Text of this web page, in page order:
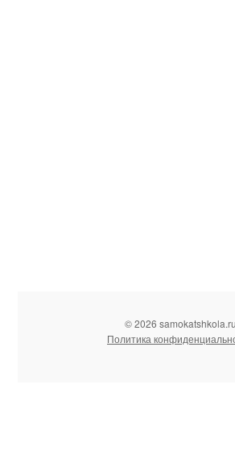
© 2026 samokatshkola.ru
Политика